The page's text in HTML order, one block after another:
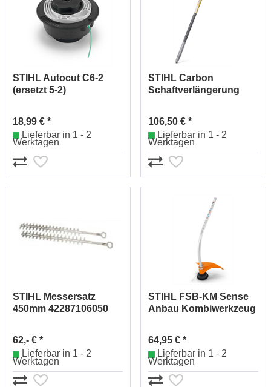
STIHL Autocut C6-2
(ersetzt 5-2)
18,99 € *
Lieferbar in 1 - 2
Werktagen
STIHL Carbon
Schaftverlängerung
106,50 € *
Lieferbar in 1 - 2
Werktagen
STIHL Messersatz
450mm 42287106050
62,- € *
Lieferbar in 1 - 2
Werktagen
STIHL FSB-KM Sense
Anbau Kombiwerkzeug
64,95 € *
Lieferbar in 1 - 2
Werktagen